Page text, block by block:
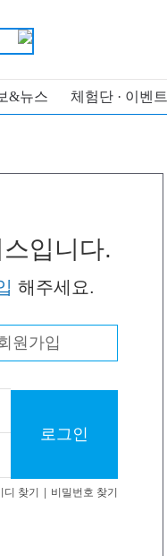
&뉴스 체험단 · 이벤트
입니다.
해주세요.
원가입
로그인
디 찾기 | 비밀번호 찾기